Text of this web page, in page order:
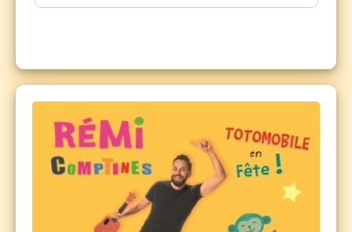
idéal pour les enfants qui aiment bouger, chanter,
enfants... bref, un spectacle spécial bonne humeur
pour tout le monde !
Chanteur pour les enfants depuis ses 23 ans, Rémi a
déjà fêté ses 30 ans de carrière ! Avec un disque de
platine et deux disques d'or à son actif, il est l'artiste
incontournable pour les petits.
le spectacle est en configuration assise. Les
places sont payantes pour les enfants à partir de 1 an.
Les plus jeunes bébés, de la naissance à 11 mois, sont